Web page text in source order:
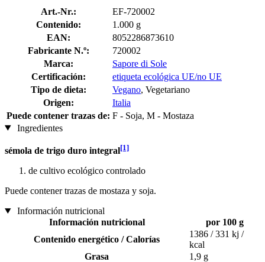
Art.-Nr.:
EF-720002
Contenido:
1.000 g
EAN:
8052286873610
Fabricante N.º:
720002
Marca:
Sapore di Sole
Certificación:
etiqueta ecológica UE/no UE
Tipo de dieta:
Vegano, Vegetariano
Origen:
Italia
Puede contener trazas de: F - Soja, M - Mostaza
Ingredientes
sémola de trigo duro integral[1]
de cultivo ecológico controlado
Puede contener trazas de mostaza y soja.
Información nutricional
Información nutricional
por 100 g
Contenido energético / Calorías
1386 / 331 kj /
kcal
Grasa
1,9 g